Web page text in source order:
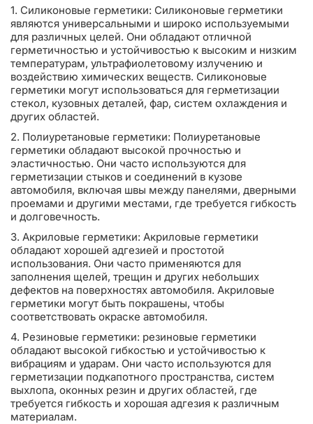
1. Силиконовые герметики: Силиконовые герметики
являются универсальными и широко используемыми
для различных целей. Они обладают отличной
герметичностью и устойчивостью к высоким и низким
температурам, ультрафиолетовому излучению и
воздействию химических веществ. Силиконовые
герметики могут использоваться для герметизации
стекол, кузовных деталей, фар, систем охлаждения и
других областей.
2. Полиуретановые герметики: Полиуретановые
герметики обладают высокой прочностью и
эластичностью. Они часто используются для
герметизации стыков и соединений в кузове
автомобиля, включая швы между панелями, дверными
проемами и другими местами, где требуется гибкость
и долговечность.
3. Акриловые герметики: Акриловые герметики
обладают хорошей адгезией и простотой
использования. Они часто применяются для
заполнения щелей, трещин и других небольших
дефектов на поверхностях автомобиля. Акриловые
герметики могут быть покрашены, чтобы
соответствовать окраске автомобиля.
4. Резиновые герметики: резиновые герметики
обладают высокой гибкостью и устойчивостью к
вибрациям и ударам. Они часто используются для
герметизации подкапотного пространства, систем
выхлопа, оконных резин и других областей, где
требуется гибкость и хорошая адгезия к различным
материалам.